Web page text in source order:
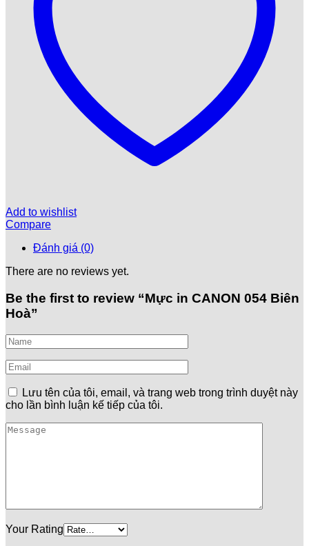
Add to wishlist
Compare
Đánh giá (0)
There are no reviews yet.
Be the first to review “Mực in CANON 054 Biên
Hoà”
Lưu tên của tôi, email, và trang web trong trình duyệt này
cho lần bình luận kế tiếp của tôi.
Your Rating